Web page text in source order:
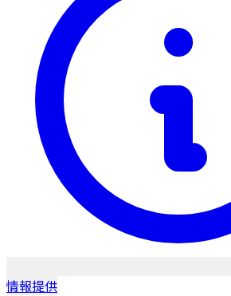
情報提供